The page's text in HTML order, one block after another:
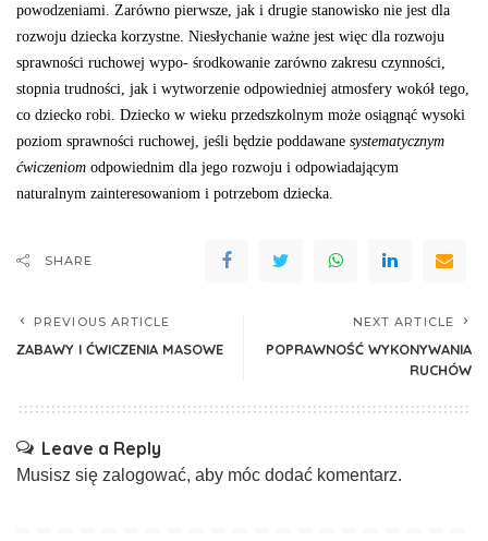
powodzeniami. Zarówno pierwsze, jak i drugie stanowi­sko nie jest dla
rozwoju dziecka korzystne. Niesłychanie ważne jest więc dla rozwoju
sprawności ruchowej wypo- środkowanie zarówno zakresu czynności,
stopnia trudno­ści, jak i wytworzenie odpowiedniej atmosfery wokół tego,
co dziecko robi. Dziecko w wieku przedszkolnym może osiągnąć wysoki
poziom sprawności ruchowej, jeśli będzie poddawane systematycznym
ćwiczeniom odpo­wiednim dla jego rozwoju i odpowiadającym
naturalnym zainteresowaniom i potrzebom dziecka.
SHARE
PREVIOUS ARTICLE
ZABAWY I ĆWICZENIA MASOWE
NEXT ARTICLE
POPRAWNOŚĆ WYKONYWANIA
RUCHÓW
Leave a Reply
Musisz się zalogować, aby móc dodać komentarz.